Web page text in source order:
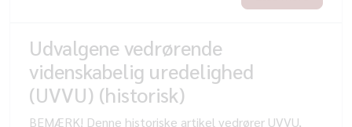
Udvalgene vedrørende
videnskabelig uredelighed
(UVVU) (historisk)
BEMÆRK! Denne historiske artikel vedrører UVVU,